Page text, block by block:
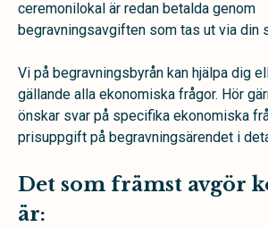
ceremonilokal är redan betalda genom
begravningsavgiften som tas ut via din
Vi på begravningsbyrån kan hjälpa dig
gällande alla ekonomiska frågor. Hör
önskar svar på specifika ekonomiska
prisuppgift på begravningsärendet i
Det som främst avgör
är: